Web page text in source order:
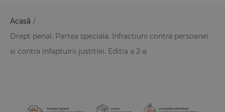
Acasă /
Drept penal. Partea speciala. Infractiuni contra persoanei
si contra infaptuirii justitiei. Editia a 2-a